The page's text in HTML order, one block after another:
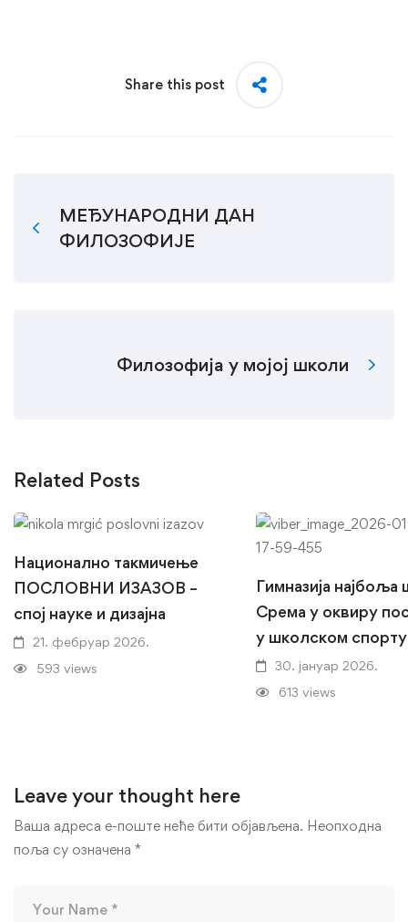
Share this post
МЕЂУНАРОДНИ ДАН
ФИЛОЗОФИЈЕ
Филозофија у мојој школи
Related Posts
Национално такмичење
ПОСЛОВНИ ИЗАЗОВ –
спој науке и дизајна
21. фебруар 2026.
593 views
Гимназија најбоља
Срема у оквиру
у школском спорту
30. јануар 2026.
613 views
Leave your thought here
Ваша адреса е-поште неће бити објављена. Неопходна
поља су означена *